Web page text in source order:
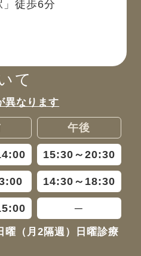
」徒歩6分
て
異なります
午後
15:30～20:30
14:30～18:30
─
曜（月2隔週）日曜診療